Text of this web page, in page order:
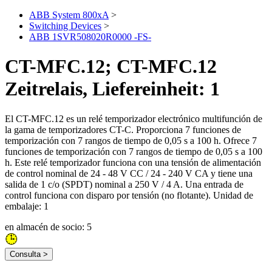
ABB System 800xA >
Switching Devices >
ABB 1SVR508020R0000 -FS-
CT-MFC.12; CT-MFC.12
Zeitrelais, Liefereinheit: 1
El CT-MFC.12 es un relé temporizador electrónico multifunción de
la gama de temporizadores CT-C. Proporciona 7 funciones de
temporización con 7 rangos de tiempo de 0,05 s a 100 h. Ofrece 7
funciones de temporización con 7 rangos de tiempo de 0,05 s a 100
h. Este relé temporizador funciona con una tensión de alimentación
de control nominal de 24 - 48 V CC / 24 - 240 V CA y tiene una
salida de 1 c/o (SPDT) nominal a 250 V / 4 A. Una entrada de
control funciona con disparo por tensión (no flotante). Unidad de
embalaje: 1
en almacén de socio: 5
Consulta >